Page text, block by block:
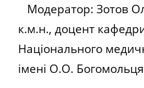
Модератор: Зотов
к.м.н., доцент кафедри
Національного
імені О.О.